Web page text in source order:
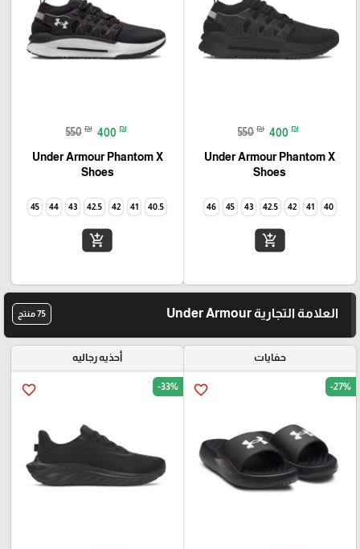
550 ₪ 400 ₪
Under Armour Phantom X
Shoes
40
41
42
42.5
43
45
46
add_shopping_cart
550 ₪ 400 ₪
Under Armour Phantom X
Shoes
40.5
41
42
42.5
43
44
45
add_shopping_cart
العلامة التجارية Under Armour 75 منتج
حفايات
favorite_border -27%
أحذيه رجاليه
favorite_border -33%